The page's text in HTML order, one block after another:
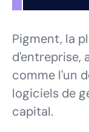
Pigment, la
d'entreprise,
comme l'un
logiciels de
capital.